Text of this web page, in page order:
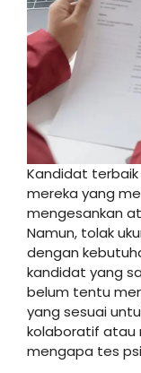
Kandidat
mereka yang
mengesankan
Namun, tolak
dengan
kandidat yang
belum tentu
yang sesuai
kolaboratif atau
mengapa tes